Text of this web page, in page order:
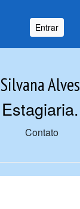
Entrar
Silvana Alves
Estagiaria.
Contato